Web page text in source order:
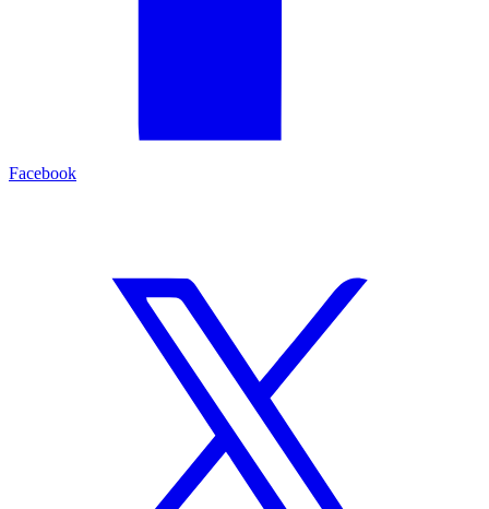
Facebook